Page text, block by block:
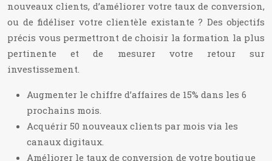
nouveaux clients, d’améliorer votre taux de conversion,
ou de fidéliser votre clientèle existante ? Des objectifs
précis vous permettront de choisir la formation la plus
pertinente et de mesurer votre retour sur
investissement.
Augmenter le chiffre d’affaires de 15% dans les 6
prochains mois.
Acquérir 50 nouveaux clients par mois via les
canaux digitaux.
Améliorer le taux de conversion de votre boutique